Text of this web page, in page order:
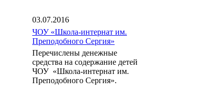
03.07.2016
ЧОУ «Школа-интернат им.
Преподобного Сергия»
Перечислены денежные
средства на содержание детей
ЧОУ «Школа-интернат им.
Преподобного Сергия».